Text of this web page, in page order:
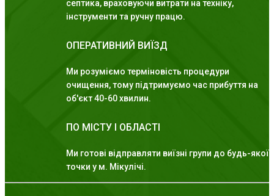
септика, враховуючи витрати на техніку,
інструменти та ручну працю.
ОПЕРАТИВНИЙ ВИЇЗД
Ми розуміємо терміновість процедури
очищення, тому підтримуємо час прибуття на
об'єкт 40-60 хвилин.
ПО МІСТУ І ОБЛАСТІ
Ми готові відправляти виїзні групи до будь-якої
точки у м. Мікулічі.